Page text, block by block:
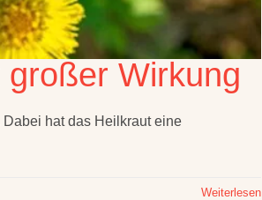
Wirkung
hat das Heilkraut eine
Weiterlesen